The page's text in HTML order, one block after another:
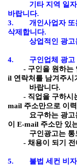
기타 지역 일자리
바랍니다.
3. 개인사업자 또는
삭제합니다.
상업적인 광고는
4. 구인업체 광고
- 구인을 원하는
il 연락처를 남겨주시
바랍니다.
- 직업을 구하시는
mail 주소만으로 이
요구하는 광고는
이 E-mail 주소만 있
구인광고는 통
- 채용이 되기 전
5. 불법 세컨 비자